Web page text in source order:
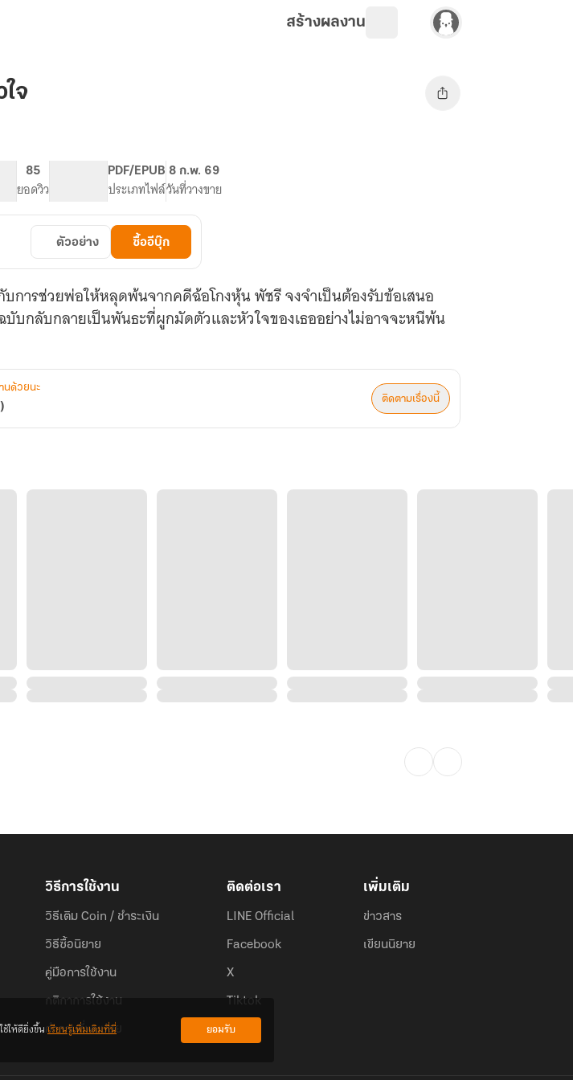
สร้างผลงาน
จ
85
ยอดวิว
PDF/EPUB
ประเภทไฟล์
8 ก.พ. 69
วันที่วางขาย
ตัวอย่าง ซื้ออีบุ๊ก
การช่วยพ่อให้หลุดพ้นจากคดีฉ้อโกงหุ้น พัชรี จงจำเป็นต้องรับข้อเสนอ
บกลับกลายเป็นพันธะที่ผูกมัดตัวและหัวใจของเธออย่างไม่อาจจะหนีพ้น
นด้วยนะ
ติดตามเรื่องนี้
วิธีการใช้งาน
วิธีเติม Coin / ชำระเงิน
วิธีซื้อนิยาย
คู่มือการใช้งาน
กติกาการใช้งาน
คำถามที่พบบ่อย
ติดต่อเรา
LINE Official
Facebook
X
Tiktok
เพิ่มเติม
ข่าวสาร
เขียนนิยาย
ให้ดียิ่งขึ้นเรียนรู้เพิ่มเติมที่นี่ ยอมรับ